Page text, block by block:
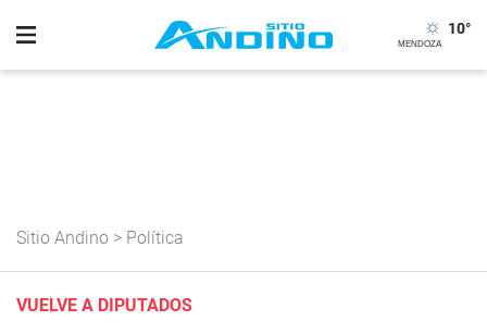
10°
Sitio Andino > Política
VUELVE A DIPUTADOS